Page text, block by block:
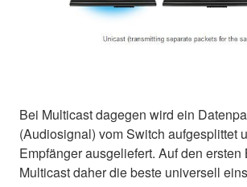
Bei Multicast dagegen wird ein
(Audiosignal) vom Switch aufgesplittet
Empfänger ausgeliefert. Auf den
Multicast daher die beste universell